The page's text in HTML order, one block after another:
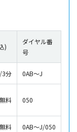
)
ダイヤル番
号
3分 0AB～J
無料 050
無料 0AB～J/050